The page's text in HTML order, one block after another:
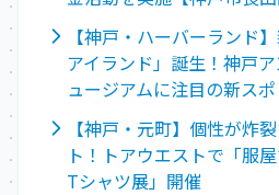
【神戸・ハーバーランド
アイランド」誕生！神戸
ュージアムに注目の新ス
【神戸・元町】個性が炸
ト！トアウエストで「服
Tシャツ展」開催